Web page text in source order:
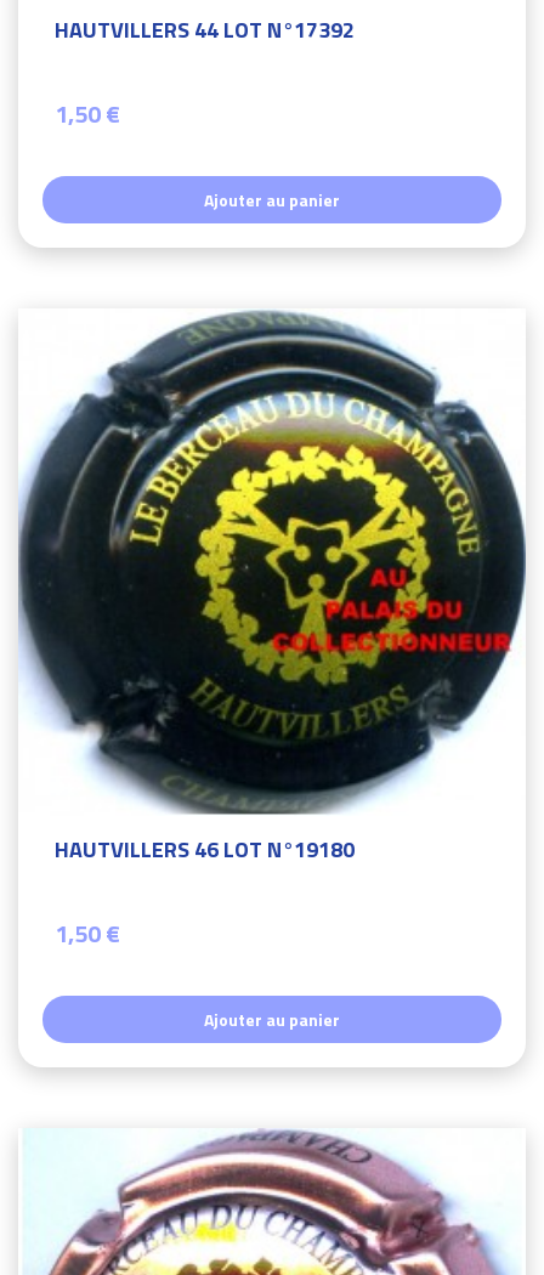
HAUTVILLERS 44 LOT N°17392
1,50 €
Ajouter au panier
HAUTVILLERS 46 LOT N°19180
1,50 €
Ajouter au panier